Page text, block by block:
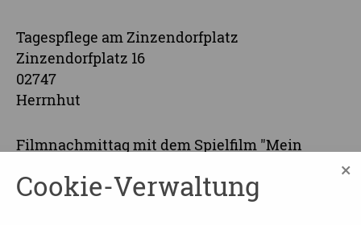
Tagespflege am Zinzendorfplatz
Zinzendorfplatz 16
02747
Herrnhut
Filmnachmittag mit dem Spielfilm "Mein
Angehörige und Interessierte. Der Film
ermöglicht einen sensiblen Zugang zum
Cookie-Verwaltung ×